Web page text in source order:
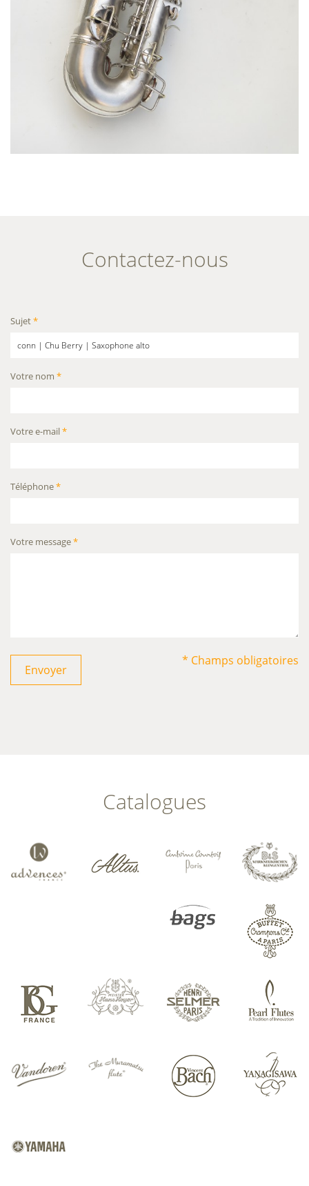
Contactez-nous
Sujet*
Votre nom *
Votre e-mail*
Téléphone*
Votre message*
Envoyer
* Champs obligatoires
Catalogues